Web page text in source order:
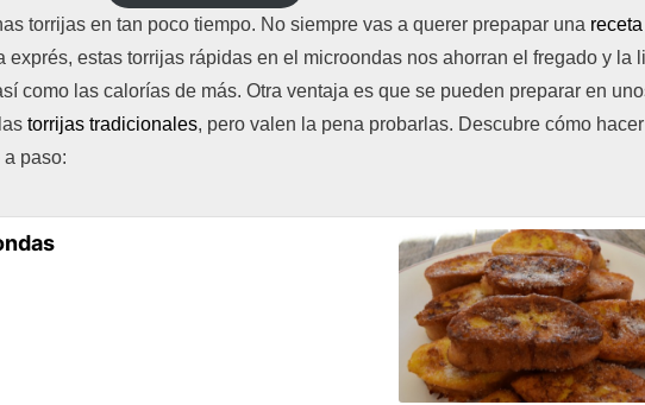
torrijas en tan poco tiempo. No siempre vas a querer prepapar una
exprés, estas torrijas rápidas en el microondas nos ahorran el fregado y la
como las calorías de más. Otra ventaja es que se pueden preparar en
torrijas tradicionales, pero valen la pena probarlas. Descubre cómo
paso: